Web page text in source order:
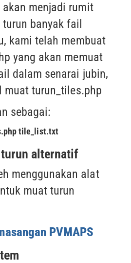
akan menjadi rumit
banyak fail
kami telah membuat
yang akan memuat
dalam senarai jubin,
muat turun_tiles.php
sebagai:
tile_list.txt
turun alternatif
menggunakan alat
muat turun
PVMAPS